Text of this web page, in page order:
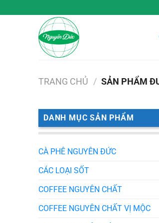
đến
TRANG CHỦ / SẢN PHẨM
DANH MỤC SẢN PHẨM
CÀ PHÊ NGUYÊN ĐỨC
CÁC LOẠI SỐT
COFFEE NGUYÊN CHẤT
COFFEE NGUYÊN CHẤT VỊ MỘC